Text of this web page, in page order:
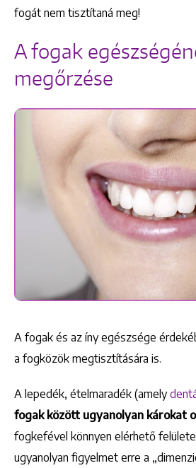
fogát nem tisztítaná meg!
A fogak
megőrzése
A fogak és az íny egészsége
a fogközök megtisztítására is.
A lepedék, ételmaradék (amely
fogak között ugyanolyan károkat
fogkefével könnyen elérhető
ugyanolyan figyelmet erre a